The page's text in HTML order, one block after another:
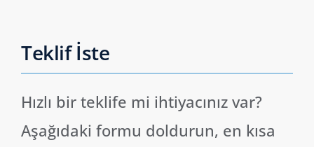
Teklif İste
Hızlı bir teklife mi ihtiyacınız var?
Aşağıdaki formu doldurun, en kısa